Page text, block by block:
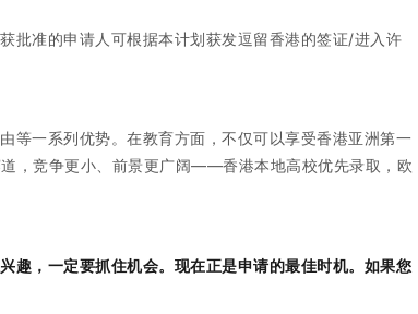
批准的申请人可根据本计划获发逗留香港的签证/进入许
等一系列优势。在教育方面，不仅可以享受香港亚洲第一
，竞争更小、前景更广阔——香港本地高校优先录取，欧
趣，一定要抓住机会。现在正是申请的最佳时机。如果您